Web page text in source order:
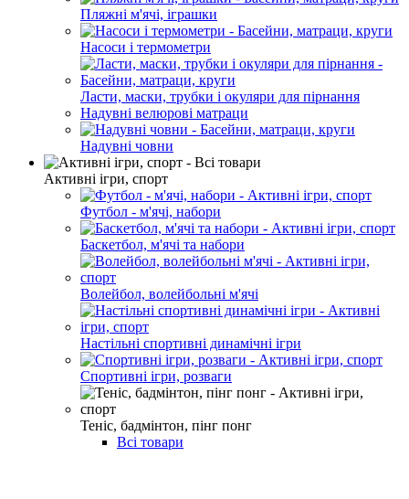
Пляжні м'ячі, іграшки
Насоси і термометри
Ласти, маски, трубки і окуляри для пірнання
Надувні велюрові матраци
Надувні човни
Активні ігри, спорт
Футбол - м'ячі, набори
Баскетбол, м'ячі та набори
Волейбол, волейбольні м'ячі
Настільні спортивні динамічні ігри
Спортивні ігри, розваги
Теніс, бадмінтон, пінг понг
Всі товари